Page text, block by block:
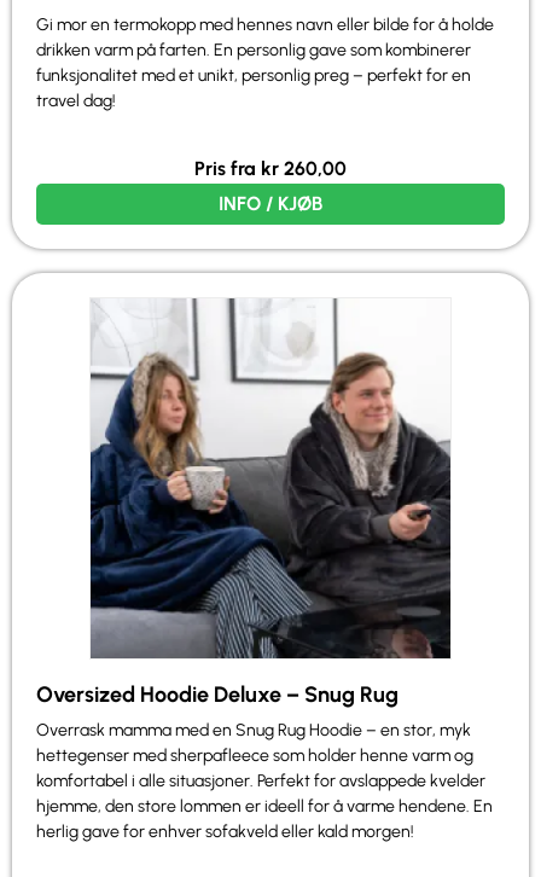
Gi mor en termokopp med hennes navn eller bilde for å holde
drikken varm på farten. En personlig gave som kombinerer
funksjonalitet med et unikt, personlig preg – perfekt for en
travel dag!
Pris fra kr 260,00
INFO / KJØB
Oversized Hoodie Deluxe – Snug Rug
Overrask mamma med en Snug Rug Hoodie – en stor, myk
hettegenser med sherpafleece som holder henne varm og
komfortabel i alle situasjoner. Perfekt for avslappede kvelder
hjemme, den store lommen er ideell for å varme hendene. En
herlig gave for enhver sofakveld eller kald morgen!